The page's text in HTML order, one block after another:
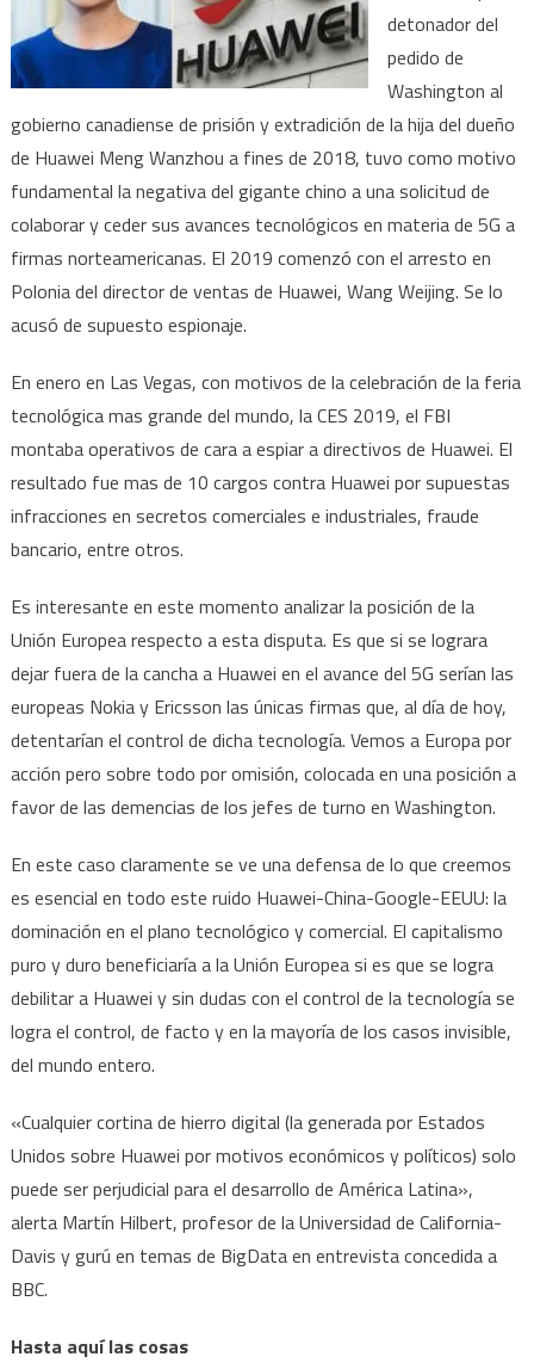
detonador del
pedido de
Washington al
gobierno canadiense de prisión y extradición de la hija del dueño
de Huawei Meng Wanzhou a fines de 2018, tuvo como motivo
fundamental la negativa del gigante chino a una solicitud de
colaborar y ceder sus avances tecnológicos en materia de 5G a
firmas norteamericanas. El 2019 comenzó con el arresto en
Polonia del director de ventas de Huawei, Wang Weijing. Se lo
acusó de supuesto espionaje.
En enero en Las Vegas, con motivos de la celebración de la feria
tecnológica mas grande del mundo, la CES 2019, el FBI
montaba operativos de cara a espiar a directivos de Huawei. El
resultado fue mas de 10 cargos contra Huawei por supuestas
infracciones en secretos comerciales e industriales, fraude
bancario, entre otros.
Es interesante en este momento analizar la posición de la
Unión Europea respecto a esta disputa. Es que si se lograra
dejar fuera de la cancha a Huawei en el avance del 5G serían las
europeas Nokia y Ericsson las únicas firmas que, al día de hoy,
detentarían el control de dicha tecnología. Vemos a Europa por
acción pero sobre todo por omisión, colocada en una posición a
favor de las demencias de los jefes de turno en Washington.
En este caso claramente se ve una defensa de lo que creemos
es esencial en todo este ruido Huawei-China-Google-EEUU: la
dominación en el plano tecnológico y comercial. El capitalismo
puro y duro beneficiaría a la Unión Europea si es que se logra
debilitar a Huawei y sin dudas con el control de la tecnología se
logra el control, de facto y en la mayoría de los casos invisible,
del mundo entero.
«Cualquier cortina de hierro digital (la generada por Estados
Unidos sobre Huawei por motivos económicos y políticos) solo
puede ser perjudicial para el desarrollo de América Latina»,
alerta Martín Hilbert, profesor de la Universidad de California-
Davis y gurú en temas de BigData en entrevista concedida a
BBC.
Hasta aquí las cosas